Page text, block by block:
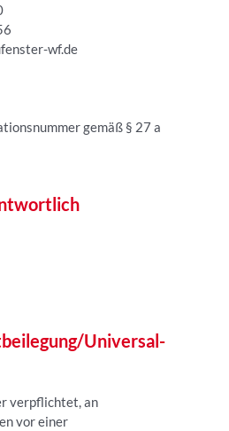
wf.de
gemäß § 27 a
Universal­
verpflichtet, an
vor einer